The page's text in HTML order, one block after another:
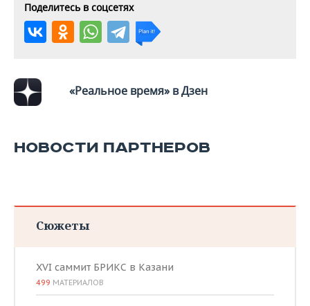
Поделитесь в соцсетях
«Реальное время» в Дзен
НОВОСТИ ПАРТНЕРОВ
Сюжеты
XVI саммит БРИКС в Казани
499 МАТЕРИАЛОВ